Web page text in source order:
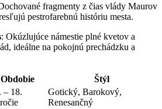
fragmenty z čias vlády Maurov
pestrofarebnú ⁣históriu mesta.
: Okúzlujúce námestie‌ plné kvetov a
⁢ideálne na pokojnú prechádzku a
Obdobie
Štýl
– 18.
Gotický, Barokový,
Renesančný